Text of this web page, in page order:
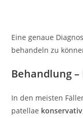
Eine genaue
behandeln zu
Behandlung
In den meisten
patellae konservativ